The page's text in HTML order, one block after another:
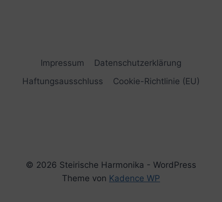
Impressum
Datenschutzerklärung
Haftungsausschluss
Cookie-Richtlinie (EU)
© 2026 Steirische Harmonika - WordPress
Theme von Kadence WP